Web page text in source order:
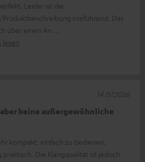
Leider ist die
irreführend. Das
über einen An
lesen
keine außergewöhnliche
kompakt, einfach zu bedienen,
praktisch. Die Klangqualität ist jedoch
14.07.2026